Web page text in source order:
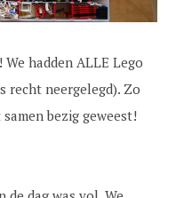
hadden ALLE Lego
recht neergelegd). Zo
bezig geweest!